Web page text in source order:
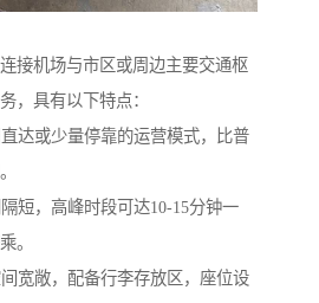
接机场与市区或周边主要交通枢
，具有以下特点：
达或少量停靠的运营模式，比普
短，高峰时段可达10-15分钟一
。
宽敞，配备行李存放区，座位设